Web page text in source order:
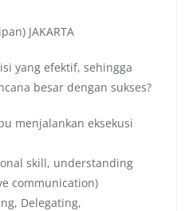
JAKARTA
yang efektif, sehingga
besar dengan sukses?
menjalankan eksekusi
skill, understanding
communication)
Delegating,